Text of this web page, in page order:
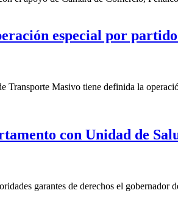
especial por
Masivo tiene definida la
con Unidad de
garantes de derechos el gobernador